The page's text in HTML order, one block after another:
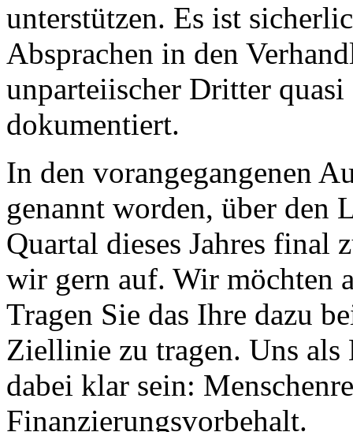
unterstützen. Es ist
Absprachen in den
unparteiischer Dritter
dokumentiert.
In den vorangegangenen
genannt worden, über den
Quartal dieses Jahres final
wir gern auf. Wir möchten
Tragen Sie das Ihre dazu
Ziellinie zu tragen. Uns als
dabei klar sein:
Finanzierungsvorbehalt.